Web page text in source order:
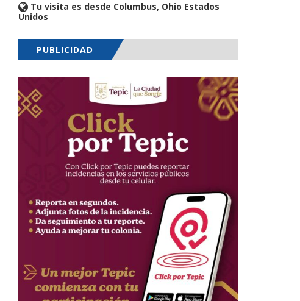
Tu visita es desde Columbus, Ohio Estados
Unidos
PUBLICIDAD